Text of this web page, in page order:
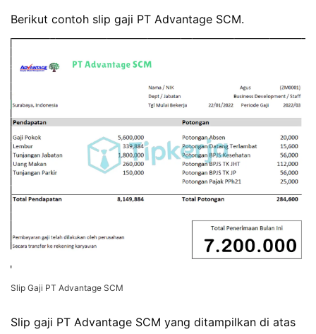
Berikut contoh slip gaji PT Advantage SCM.
Slip Gaji PT Advantage SCM
Slip gaji PT Advantage SCM yang ditampilkan di atas